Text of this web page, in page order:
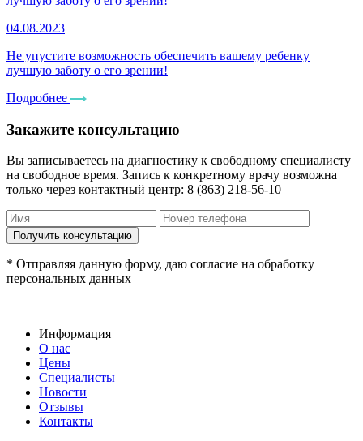
04.08.2023
Не упустите возможность обеспечить вашему ребенку
лучшую заботу о его зрении!
Подробнее
Закажите консультацию
Вы записываетесь на диагностику к свободному специалисту
на свободное время. Запись к конкретному врачу возможна
только через контактный центр: 8 (863) 218-56-10
* Отправляя данную форму, даю согласие на обработку
персональных данных
Информация
О нас
Цены
Специалисты
Новости
Отзывы
Контакты